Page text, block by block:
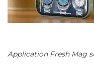
Application Fresh Mag